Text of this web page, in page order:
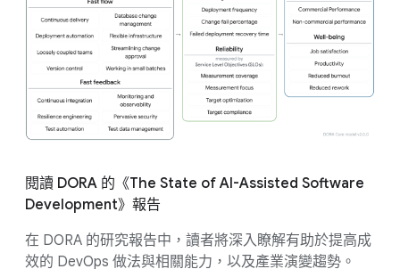
閱讀 DORA 的《The State of AI-Assisted Software
Development》報告
在 DORA 的研究報告中，讀者將深入瞭解有助於提高成
效的 DevOps 做法與相關能力，以及產業演變趨勢。